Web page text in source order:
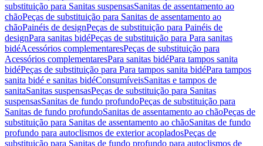
substituição para Sanitas suspensasSanitas de assentamento ao
chãoPeças de substituição para Sanitas de assentamento ao
chãoPainéis de designPeças de substituição para Painéis de
designPara sanitas bidéPeças de substituição para Para sanitas
bidéAcessórios complementaresPeças de substituição para
Acessórios complementaresPara sanitas bidéPara tampos sanita
bidéPeças de substituição para Para tampos sanita bidéPara tampos
sanita bidé e sanitas bidéConsumíveisSanitas e tampos de
sanitaSanitas suspensasPeças de substituição para Sanitas
suspensasSanitas de fundo profundoPeças de substituição para
Sanitas de fundo profundoSanitas de assentamento ao chãoPeças de
substituição para Sanitas de assentamento ao chãoSanitas de fundo
profundo para autoclismos de exterior acopladosPeças de
substituição para Sanitas de fundo profundo para autoclismos de